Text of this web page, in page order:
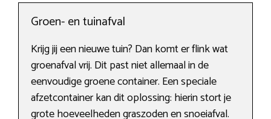
Groen- en tuinafval
Krijg jij een nieuwe tuin? Dan komt er flink wat
groenafval vrij. Dit past niet allemaal in de
eenvoudige groene container. Een speciale
afzetcontainer kan dit oplossing: hierin stort je
grote hoeveelheden graszoden en snoeiafval.